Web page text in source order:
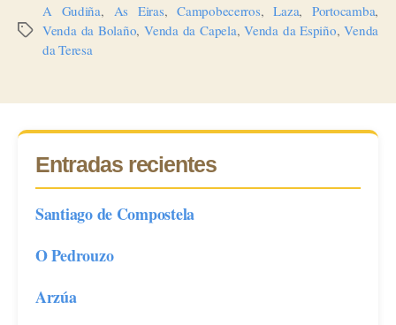
Etiquetas
A Gudiña, As Eiras,Campobecerros,Laza, Portocamba,
Venda da Bolaño,Venda da Capela,Venda da Espiño,Venda
da Teresa
Entradas recientes
Santiago de Compostela
O Pedrouzo
Arzúa